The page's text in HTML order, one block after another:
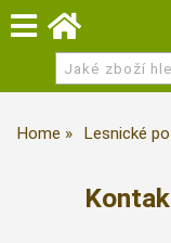
Home Lesnické